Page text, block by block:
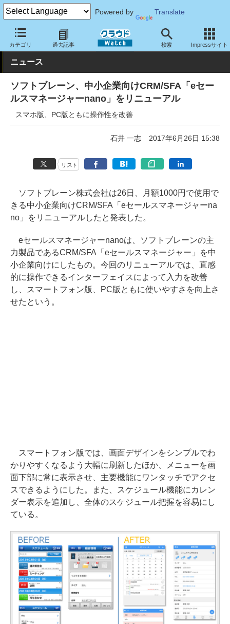
Powered by Translate
カテゴリ 過去記事 検索 Impressサイト
クラウド Watch サービス・ソフト サービス CRM・マーケテ
ニュース
ソフトブレーン、中小企業向けCRM/SFA「eセー
ルスマネージャーnano」をリニューアル
スマホ版、PC版ともに操作性を改善
石井 一志 2017年6月26日 15:38
リスト
ソフトブレーン株式会社は26日、月額1000円で使用で
きる中小企業向けCRM/SFA「eセールスマネージャーna
no」をリニューアルしたと発表した。
eセールスマネージャーnanoは、ソフトブレーンの主
力製品であるCRM/SFA「eセールスマネージャー」を中
小企業向けにしたもの。今回のリニューアルでは、直感
的に操作できるインターフェイスによって入力を改善
し、スマートフォン版、PC版ともに使いやすさを向上さ
せたという。
スマートフォン版では、画面デザインをシンプルでわ
かりやすくなるよう大幅に刷新したほか、メニューを画
面下部に常に表示させ、主要機能にワンタッチでアクセ
スできるようにした。また、スケジュール機能にカレン
ダー表示を追加し、全体のスケジュール把握を容易にし
ている。